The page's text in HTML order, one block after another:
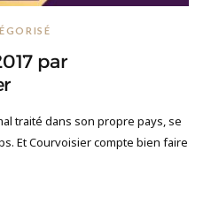
par
traité dans son propre pays, se
Et Courvoisier compte bien faire